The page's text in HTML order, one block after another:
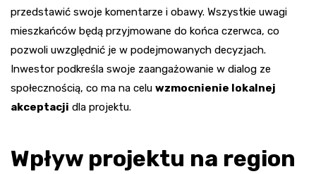
przedstawić swoje komentarze i obawy. Wszystkie uwagi
mieszkańców będą przyjmowane do końca czerwca, co
pozwoli uwzględnić je w podejmowanych decyzjach.
Inwestor podkreśla swoje zaangażowanie w dialog ze
społecznością, co ma na celu wzmocnienie lokalnej
akceptacji dla projektu.
Wpływ projektu na region